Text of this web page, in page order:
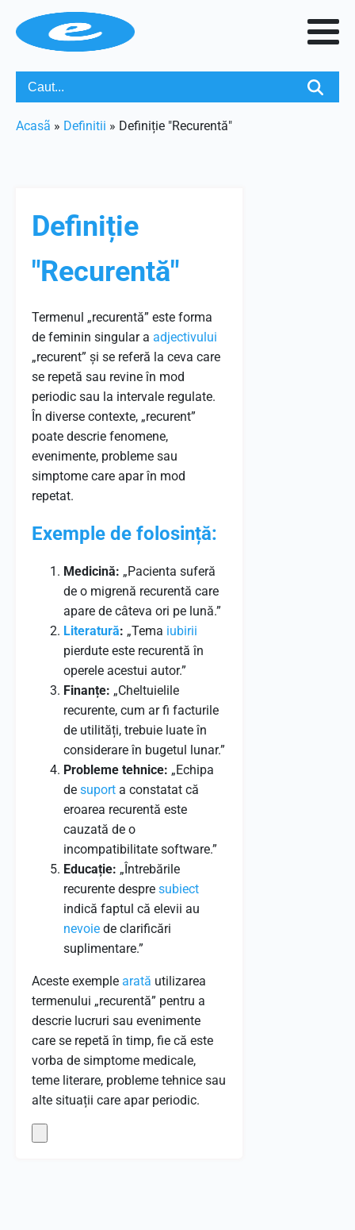
Acasã » Definitii » Definiție "Recurentă"
Definiție
"Recurentă"
Termenul „recurentă” este forma
de feminin singular a adjectivului
„recurent” și se referă la ceva care
se repetă sau revine în mod
periodic sau la intervale regulate.
În diverse contexte, „recurent”
poate descrie fenomene,
evenimente, probleme sau
simptome care apar în mod
repetat.
Exemple de folosință:
Medicină: „Pacienta suferă
de o migrenă recurentă care
apare de câteva ori pe lună.”
Literatură: „Tema iubirii
pierdute este recurentă în
operele acestui autor.”
Finanțe: „Cheltuielile
recurente, cum ar fi facturile
de utilități, trebuie luate în
considerare în bugetul lunar.”
Probleme tehnice: „Echipa
de suport a constatat că
eroarea recurentă este
cauzată de o
incompatibilitate software.”
Educație: „Întrebările
recurente despre subiect
indică faptul că elevii au
nevoie de clarificări
suplimentare.”
Aceste exemple arată utilizarea
termenului „recurentă” pentru a
descrie lucruri sau evenimente
care se repetă în timp, fie că este
vorba de simptome medicale,
teme literare, probleme tehnice sau
alte situații care apar periodic.